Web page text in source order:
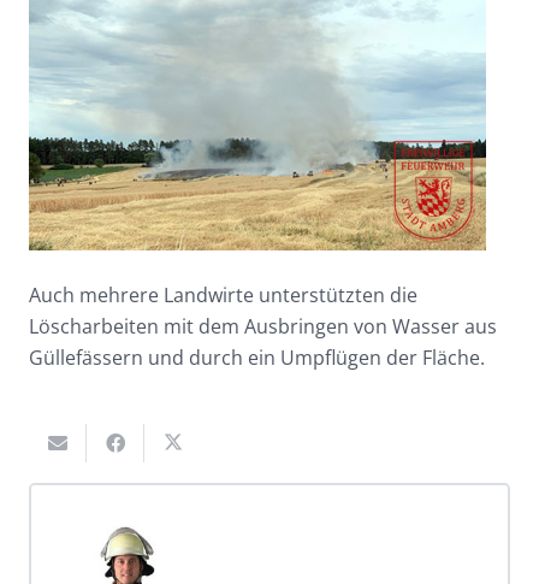
Auch mehrere Landwirte unterstützten die
Löscharbeiten mit dem Ausbringen von Wasser aus
Güllefässern und durch ein Umpflügen der Fläche.